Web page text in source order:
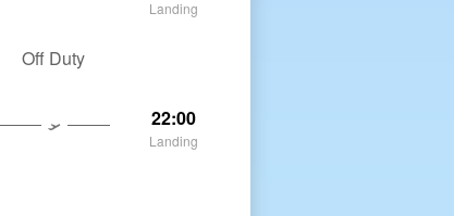
Landing
Off Duty
22:00
Landing